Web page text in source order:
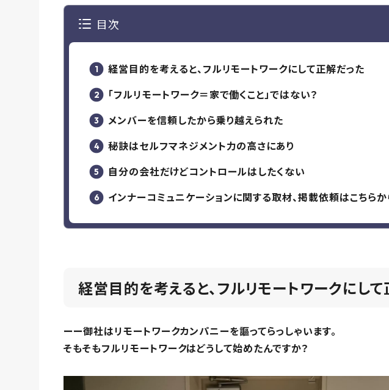
目次
経営目的を考えると、フルリモートワークにして正解だった
「フルリモートワーク＝家で働くこと」ではない？
メンバーを信頼したから乗り越えられた
秘訣はセルフマネジメント力の高さにあり
自分の会社だけどコントロールはしたくない
インナーコミュニケーションに関する取材、掲載依頼はこちらか
経営目的を考えると、フルリモートワークにし
ーー御社はリモートワークカンパニーを謳ってらっしゃいます。
そもそもフルリモートワークはどうして始めたんですか？